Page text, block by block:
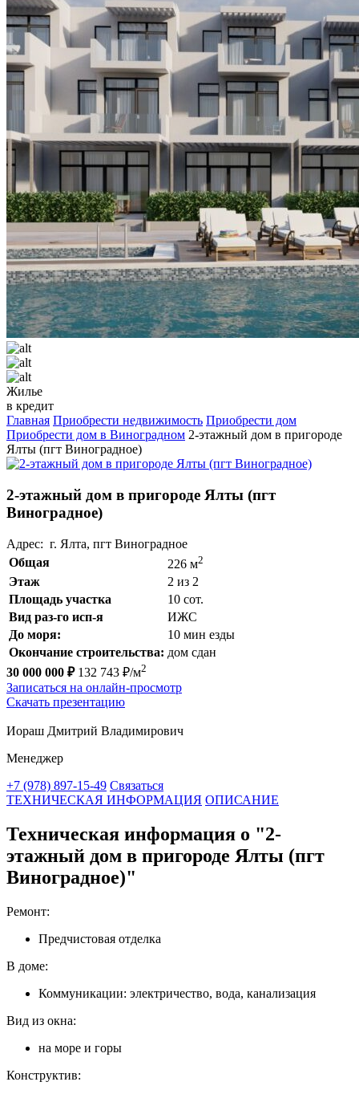
Жилье
в кредит
Главная Приобрести недвижимость Приобрести дом
Приобрести дом в Виноградном 2-этажный дом в пригороде
Ялты (пгт Виноградное)
2-этажный дом в пригороде Ялты (пгт
Виноградное)
Адрес: г. Ялта, пгт Виноградное
Общая
226 м2
Этаж
2 из 2
Площадь участка
10 сот.
Вид раз-го исп-я
ИЖС
До моря:
10 мин езды
Окончание строительства: дом сдан
30 000 000 ₽ 132 743 ₽/м2
Записаться на онлайн-просмотр
Скачать презентацию
Иораш Дмитрий Владимирович
Менеджер
+7 (978) 897-15-49 Связаться
ТЕХНИЧЕСКАЯ ИНФОРМАЦИЯ ОПИСАНИЕ
Техническая информация о "2-
этажный дом в пригороде Ялты (пгт
Виноградное)"
Ремонт:
Предчистовая отделка
В доме:
Коммуникации: электричество, вода, канализация
Вид из окна:
на море и горы
Конструктив: